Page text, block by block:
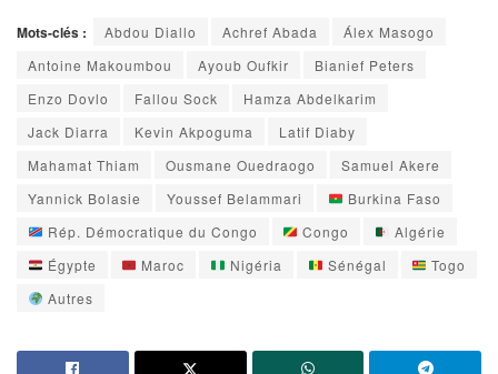
Mots-clés : Abdou Diallo Achref Abada
Álex Masogo
Antoine Makoumbou
Ayoub Oufkir
Bianief Peters
Enzo Dovlo
Fallou Sock
Hamza Abdelkarim
Jack Diarra
Kevin Akpoguma
Latif Diaby
Mahamat Thiam
Ousmane Ouedraogo
Samuel Akere
Yannick Bolasie
Youssef Belammari
Burkina Faso
Rép. Démocratique du Congo
Congo
Algérie
Égypte
Maroc Nigéria Sénégal
Togo
Autres